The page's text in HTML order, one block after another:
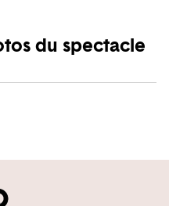
du spectacle